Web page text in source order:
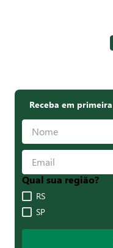
Receba em
Qual sua região?
RS
SP